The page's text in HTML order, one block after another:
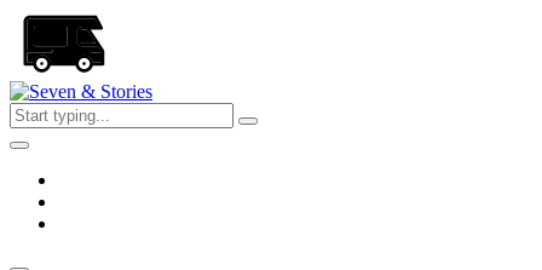
Skip
the
content
Seven
Stories